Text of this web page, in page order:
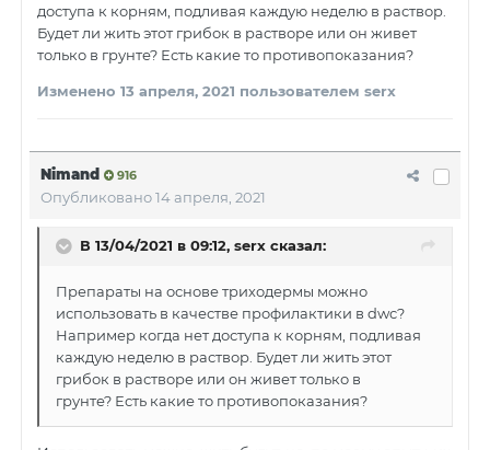
доступа к корням, подливая каждую неделю в раствор.
Будет ли жить этот грибок в растворе или он живет
только в грунте? Есть какие то противопоказания?
Изменено 13 апреля, 2021 пользователем serx
Nimand 916
Опубликовано14 апреля, 2021
В 13/04/2021 в 09:12, serx сказал:
Препараты на основе триходермы можно
использовать в качестве профилактики в dwc?
Например когда нет доступа к корням, подливая
каждую неделю в раствор. Будет ли жить этот
грибок в растворе или он живет только в
грунте? Есть какие то противопоказания?